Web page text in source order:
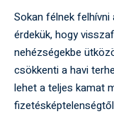
Sokan félnek felhívni
érdekük, hogy
nehézségekbe
csökkenti a havi
lehet a teljes kamat